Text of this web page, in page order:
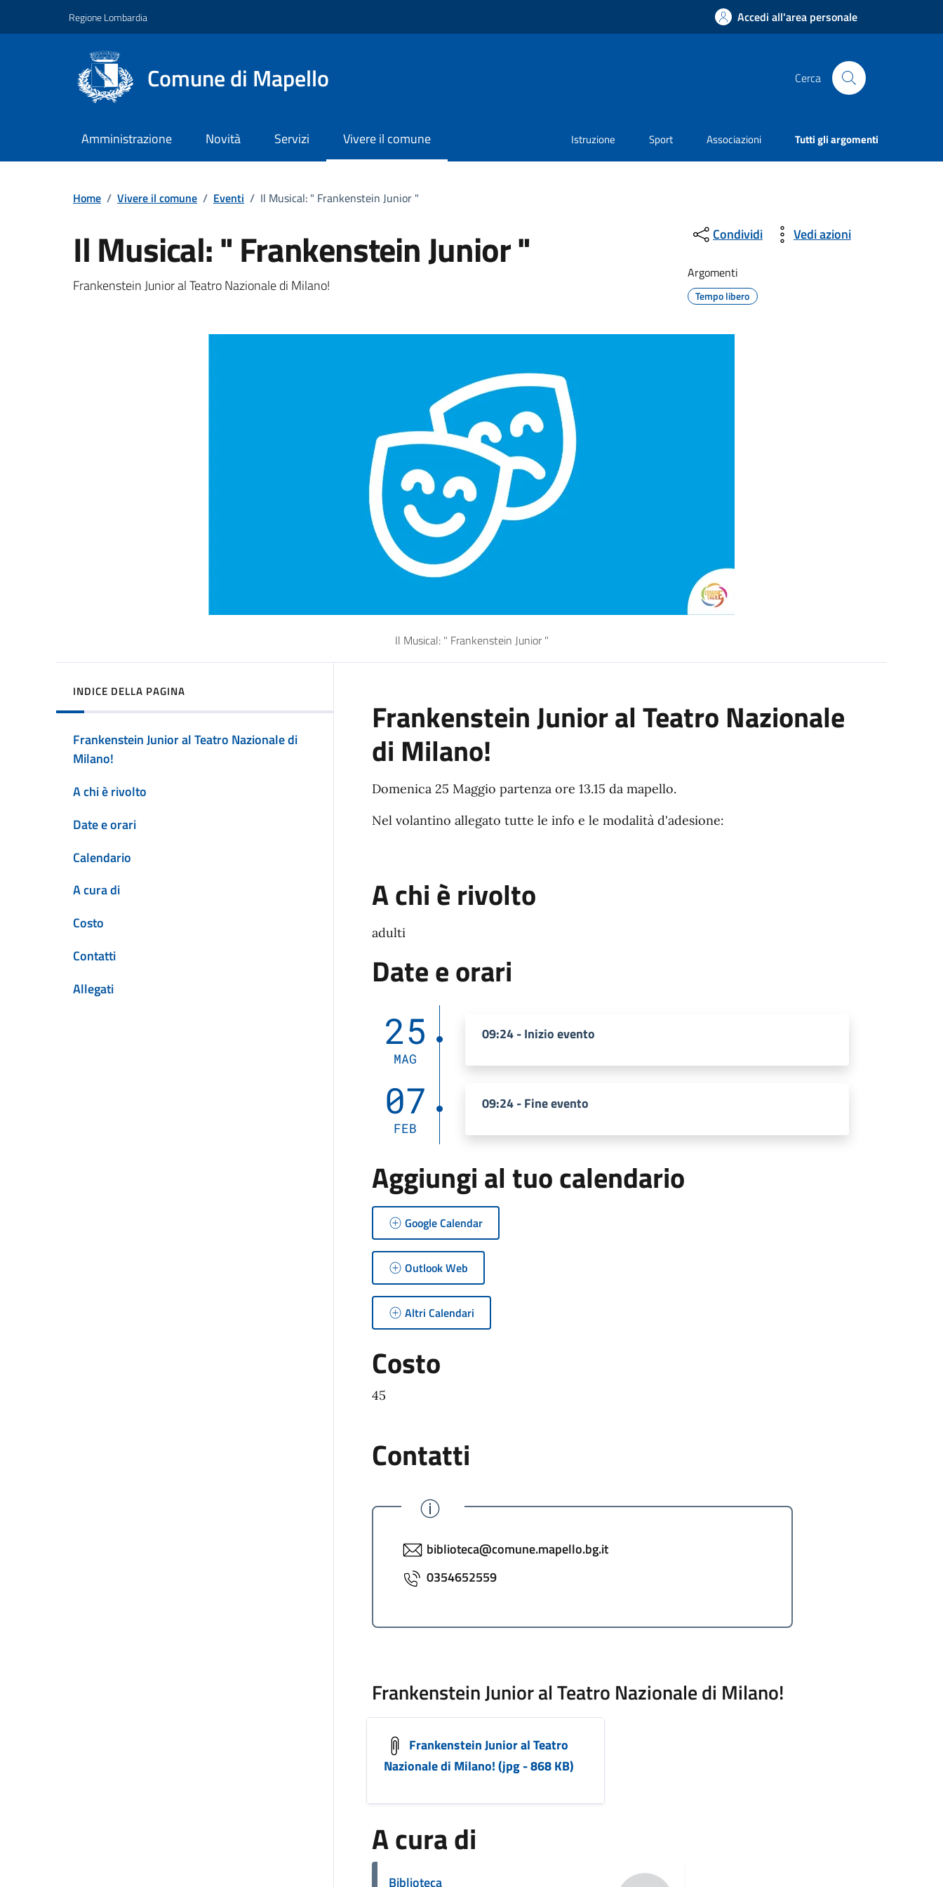
Regione Lombardia Accedi all'area personale
Comune di Mapello Cerca
Amministrazione Novità Servizi Vivere il comune Istruzione Sport Associazioni Tutti gli argomenti
Home / Vivere il comune / Eventi / Il Musical: " Frankenstein Junior "
Il Musical: " Frankenstein Junior "
Dettagli della notizia
Frankenstein Junior al Teatro Nazionale di Milano!
Condividi Vedi azioni
Argomenti
Tempo libero
Il Musical: " Frankenstein Junior "
INDICE DELLA PAGINA
Frankenstein Junior al Teatro Nazionale di
Milano!
A chi è rivolto
Date e orari
Calendario
A cura di
Costo
Contatti
Allegati
Frankenstein Junior al Teatro Nazionale
di Milano!
Domenica 25 Maggio partenza ore 13.15 da mapello.
Nel volantino allegato tutte le info e le modalità d'adesione:
A chi è rivolto
adulti
Date e orari
25
MAG
09:24 - Inizio evento
07
FEB
09:24 - Fine evento
Aggiungi al tuo calendario
Google Calendar
Outlook Web
Altri Calendari
Costo
45
Contatti
biblioteca@comune.mapello.bg.it
0354652559
Frankenstein Junior al Teatro Nazionale di Milano!
Frankenstein Junior al Teatro
Nazionale di Milano! (jpg - 868 KB)
A cura di
Biblioteca